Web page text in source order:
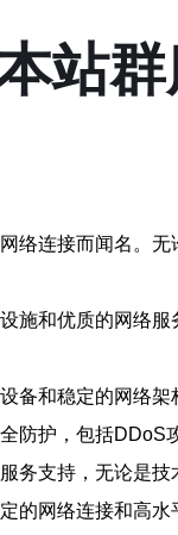
站
络连接而闻名。
施和优质的网络
备和稳定的网络
防护，包括
务支持，无论是
的网络连接和高